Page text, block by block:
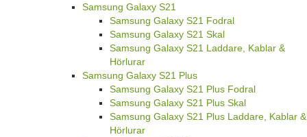
Samsung Galaxy S21
Samsung Galaxy S21 Fodral
Samsung Galaxy S21 Skal
Samsung Galaxy S21 Laddare, Kablar &
Hörlurar
Samsung Galaxy S21 Plus
Samsung Galaxy S21 Plus Fodral
Samsung Galaxy S21 Plus Skal
Samsung Galaxy S21 Plus Laddare, Kablar &
Hörlurar